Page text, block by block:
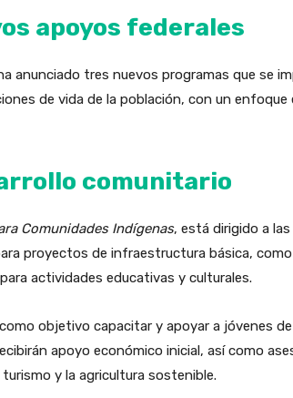
apoyos federales
anunciado tres nuevos programas que se
de vida de la población, con un enfoque
comunitario
Comunidades Indígenas, está dirigido a
proyectos de infraestructura básica,
actividades educativas y culturales.
objetivo capacitar y apoyar a jóvenes
apoyo económico inicial, así como
y la agricultura sostenible.